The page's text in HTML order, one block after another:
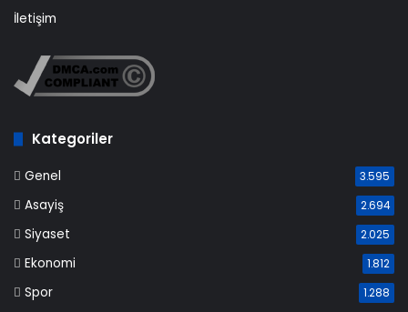
İletişim
Kategoriler
Genel 3.595
Asayiş 2.694
Siyaset 2.025
Ekonomi 1.812
Spor 1.288